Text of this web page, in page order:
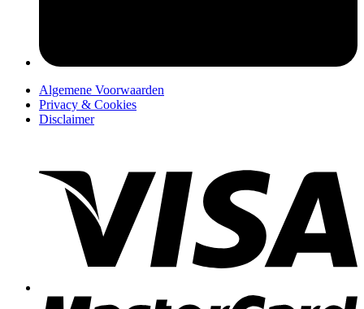
Algemene Voorwaarden
Privacy & Cookies
Disclaimer